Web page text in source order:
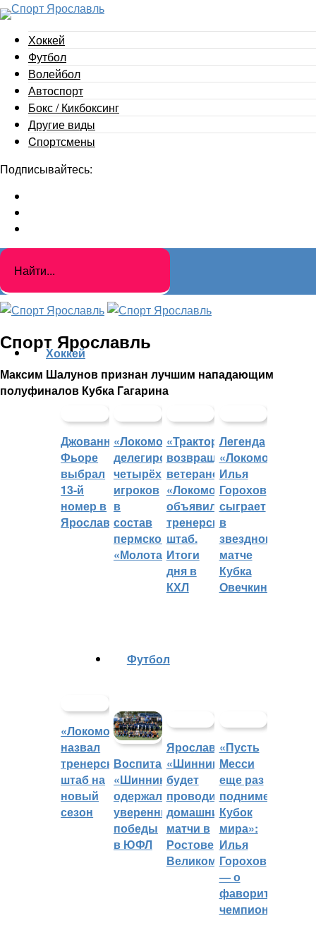
Хоккей
Футбол
Волейбол
Автоспорт
Бокс / Кикбоксинг
Другие виды
Cпортсмены
Подписывайтесь:
Спорт Ярославль
Максим Шалунов признан лучшим нападающим
полуфиналов Кубка Гагарина
Хоккей
Джованни
Фьоре
выбрал
13-й
номер в
Ярославле
«Локомотив»
делегировал
четырёх
игроков
в
состав
пермского
«Молота»
«Трактор»
возвращает
ветеранов,
«Локомотив»
объявил
тренерский
штаб.
Итоги
дня в
КХЛ
Легенда
«Локомотива»
Илья
Горохов
сыграет
в
звездном
матче
Кубка
Овечкина
«Локомотив»
назвал
тренерский
штаб на
новый
сезон
Футбол
Воспитанники
«Шинника»
одержали
уверенные
победы
в ЮФЛ
Ярославский
«Шинник»
будет
проводить
домашние
матчи в
Ростове
Великом
«Пусть
Месси
еще раз
поднимет
Кубок
мира»:
Илья
Горохов
— о
фаворитах
чемпионата